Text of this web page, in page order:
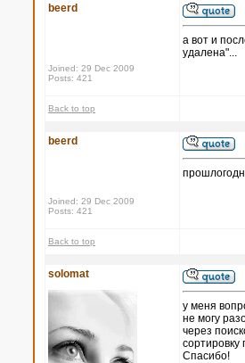
beerd
Joined: 29 Dec 2009
Posts: 421
а вот и
удалена"...
Back to top
beerd
Joined: 29 Dec 2009
Posts: 421
Back to top
solomat
у меня
не могу
через
сортировку
Спасибо!